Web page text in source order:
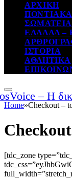
ΑΡΧΙΚΗ
ΣΩΜΑΤΕΙΑ
ΕΛΛΑΔΑ –
ΙΣΤΟΡΙΑ
ΑΘΛΗΤΙΚΑ
Home»Checkout –
[tdc_zone